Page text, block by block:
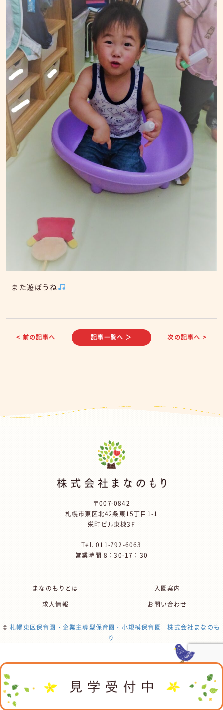
また遊ぼうね
< 前の記事へ 記事一覧へ ＞ 次の記事へ >
〒007-0842
札幌市東区北42条東15丁目1-1
栄町ビル東棟3F
Tel.011-792-6063
営業時間 8：30-17：30
まなのもりとは
入園案内
求人情報
お問い合わせ
©札幌東区保育園・企業主導型保育園・小規模保育園 | 株式会社まなのも
り